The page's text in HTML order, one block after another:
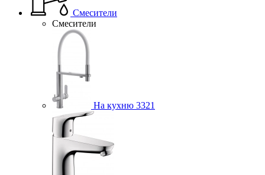
Смесители
Смесители
На кухню 3321